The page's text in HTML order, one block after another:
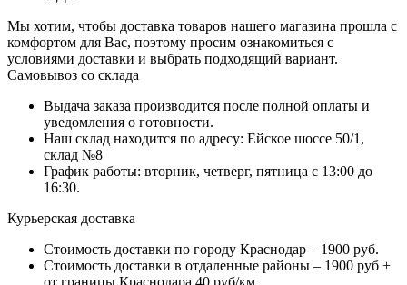
Мы хотим, чтобы доставка товаров нашего магазина прошла с
комфортом для Вас, поэтому просим ознакомиться с
условиями доставки и выбрать подходящий вариант.
Самовывоз со склада
Выдача заказа производится после полной оплаты и
уведомления о готовности.
Наш склад находится по адресу: Ейское шоссе 50/1,
склад №8
График работы: вторник, четверг, пятница с 13:00 до
16:30.
Курьерская доставка
Стоимость доставки по городу Краснодар – 1900 руб.
Стоимость доставки в отдаленные районы – 1900 руб +
от границы Краснодара 40 руб/км.